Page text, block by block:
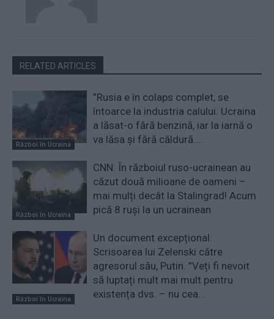
RELATED ARTICLES
Război în Ucraina
”Rusia e în colaps complet, se
întoarce la industria calului. Ucraina
a lăsat-o fără benzină, iar la iarnă o
va lăsa și fără căldură....
Război în Ucraina
CNN: În războiul ruso-ucrainean au
căzut două milioane de oameni –
mai mulți decât la Stalingrad! Acum
pică 8 ruși la un ucrainean
Război în Ucraina
Un document excepțional:
Scrisoarea lui Zelenski către
agresorul său, Putin. ”Veți fi nevoit
să luptați mult mai mult pentru
existența dvs. – nu cea...